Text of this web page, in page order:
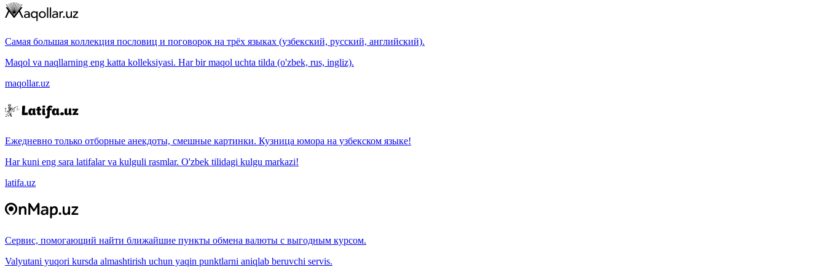
Самая большая коллекция пословиц и поговорок на трёх языках (узбекский, русский, английский).
Maqol va naqllarning eng katta kolleksiyasi. Har bir maqol uchta tilda (o'zbek, rus, ingliz).
maqollar.uz
Ежедневно только отборные анекдоты, смешные картинки. Кузница юмора на узбекском языке!
Har kuni eng sara latifalar va kulguli rasmlar. O'zbek tilidagi kulgu markazi!
latifa.uz
Сервис, помогающий найти ближайшие пункты обмена валюты с выгодным курсом.
Valyutani yuqori kursda almashtirish uchun yaqin punktlarni aniqlab beruvchi servis.